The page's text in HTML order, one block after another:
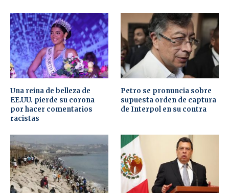
Una reina de belleza de
EE.UU. pierde su corona
por hacer comentarios
racistas
Petro se pronuncia sobre
supuesta orden de captura
de Interpol en su contra